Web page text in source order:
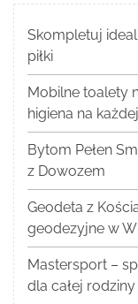
Skompletuj
piłki
Mobilne toalety
higiena na
Bytom Pełen
z Dowozem
Geodeta z
geodezyjne w
Mastersport –
dla całej rodziny